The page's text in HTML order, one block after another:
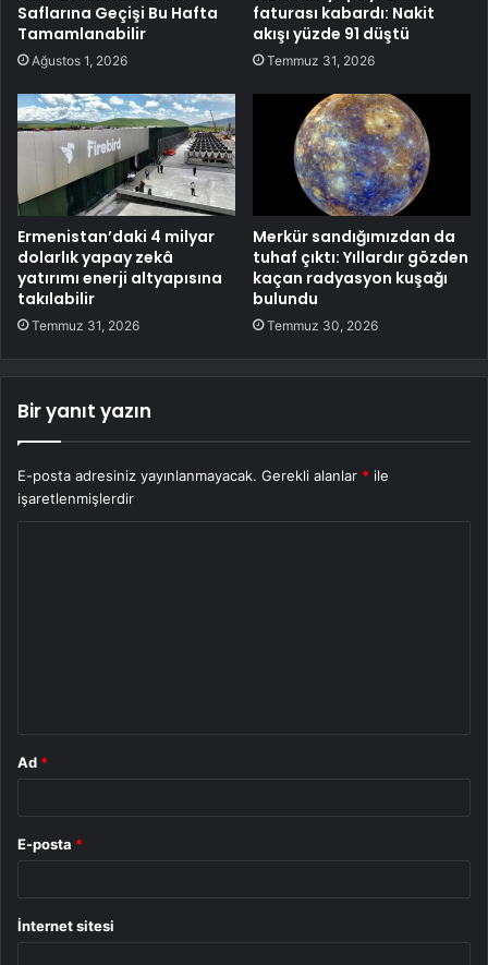
Saflarına Geçişi Bu Hafta
Tamamlanabilir
Ağustos 1, 2026
faturası kabardı: Nakit
akışı yüzde 91 düştü
Temmuz 31, 2026
Ermenistan’daki 4 milyar
dolarlık yapay zekâ
yatırımı enerji altyapısına
takılabilir
Temmuz 31, 2026
Merkür sandığımızdan da
tuhaf çıktı: Yıllardır gözden
kaçan radyasyon kuşağı
bulundu
Temmuz 30, 2026
Bir yanıt yazın
E-posta adresiniz yayınlanmayacak. Gerekli alanlar * ile
işaretlenmişlerdir
Ad *
E-posta *
İnternet sitesi